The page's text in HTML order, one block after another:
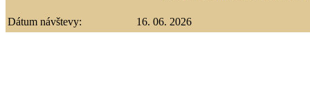
Dátum návštevy: 16. 06. 2026